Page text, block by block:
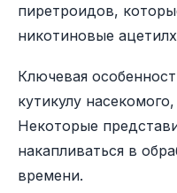
пиретроидов,
никотиновые
Ключевая
кутикулу
Некоторые
накапливаться в
времени.